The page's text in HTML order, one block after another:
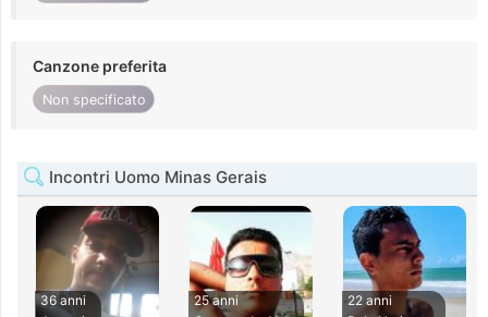
Canzone preferita
Non specificato
Incontri Uomo Minas Gerais
36 anni
25 anni
22 anni